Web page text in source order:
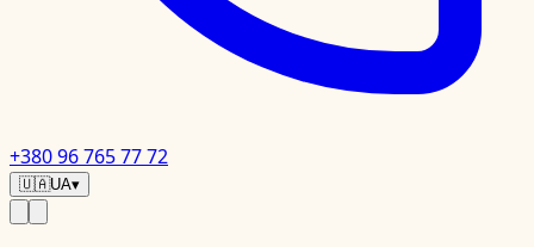
+380 96 765 77 72
🇺🇦UA▾